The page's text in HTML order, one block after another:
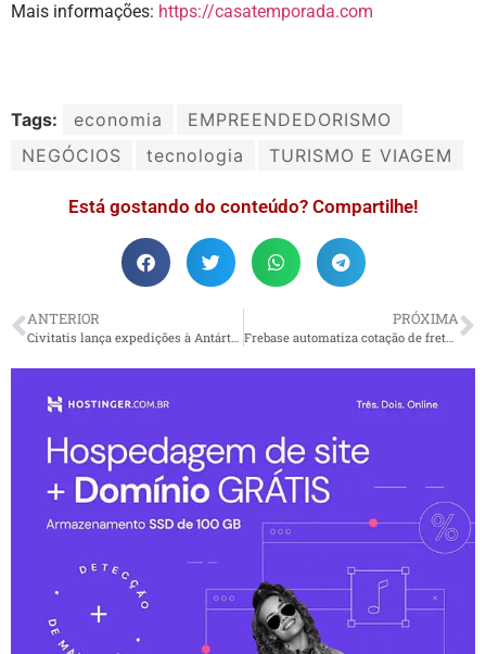
Mais informações: https://casatemporada.com
Tags: economia
EMPREENDEDORISMO
NEGÓCIOS
tecnologia TURISMO E VIAGEM
Está gostando do conteúdo? Compartilhe!
ANTERIOR PRÓXIMA
Frebase automatiza cotação de frete para fábricas e atacados